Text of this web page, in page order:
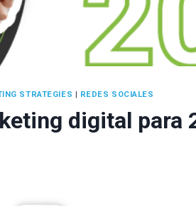
STRATEGIES | REDES SOCIALES
digital para